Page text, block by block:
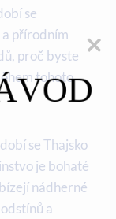
se
přírodním
proč byste
tohoto
se Thajsko
je bohaté
nádherné
a